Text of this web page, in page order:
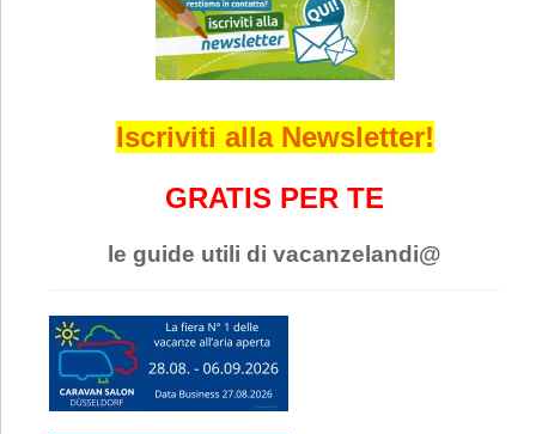
Iscriviti alla Newsletter!
GRATIS PER TE
le guide utili di vacanzelandi@